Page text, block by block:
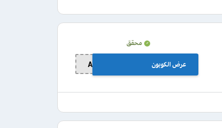
محقق
AK25 عرض الكوبون